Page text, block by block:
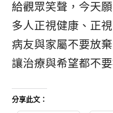
給觀眾笑聲，今天
多人正視健康、正
病友與家屬不要放
讓治療與希望都不要
分享此文：